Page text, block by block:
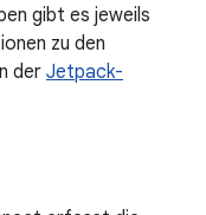
gibt es jeweils
zu den
der Jetpack-